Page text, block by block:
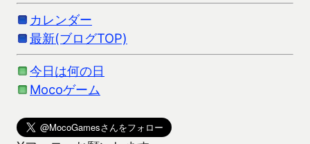
カレンダー
最新(ブログTOP)
今日は何の日
Mocoゲーム